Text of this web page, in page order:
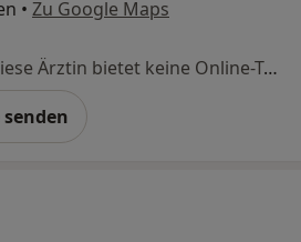
• Zu Google Maps
Dieser Arzt bzw. diese Ärztin bietet keine Online-Terminbuchung an diesem Standort an.